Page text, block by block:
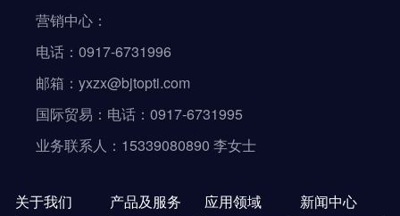
营销中心：
电话：0917-6731996
邮箱：yxzx@bjtopti.com
国际贸易：电话：0917-6731995
业务联系人：15339080890 李女士
关于我们 产品及服务 应用领域 新闻中心